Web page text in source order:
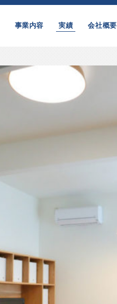
事業内容 実績 会社概要